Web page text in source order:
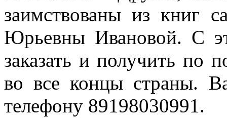
заимствованы из книг
Юрьевны Ивановой. С
заказать и получить по
во все концы страны.
телефону 89198030991.